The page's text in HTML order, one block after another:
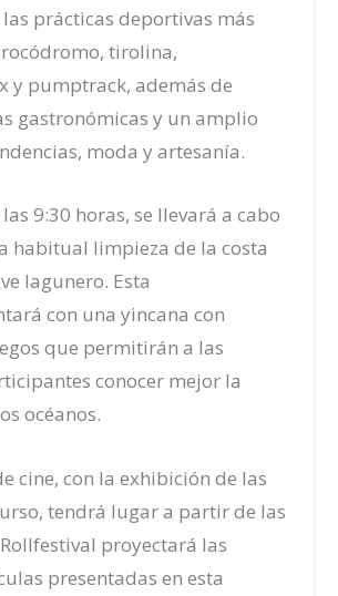
prácticas deportivas más
tirolina,
y pumptrack, además de
gastronómicas y un amplio
moda y artesanía.
9:30 horas, se llevará a cabo
habitual limpieza de la costa
lagunero. Esta
con una yincana con
que permitirán a las
conocer mejor la
océanos.
cine, con la exhibición de las
tendrá lugar a partir de las
proyectará las
presentadas en esta